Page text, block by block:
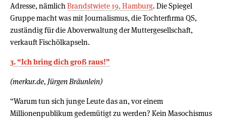
Adresse, nämlich Brandstwiete 19, Hamburg. Die Spiegel
Gruppe macht was mit Journalismus, die Tochterfirma QS,
zuständig für die Aboverwaltung der Muttergesellschaft,
verkauft Fischölkapseln.
3. “Ich bring dich groß raus!”
(merkur.de, Jürgen Bräunlein)
“Warum tun sich junge Leute das an, vor einem
Millionenpublikum gedemütigt zu werden? Kein Masochismus